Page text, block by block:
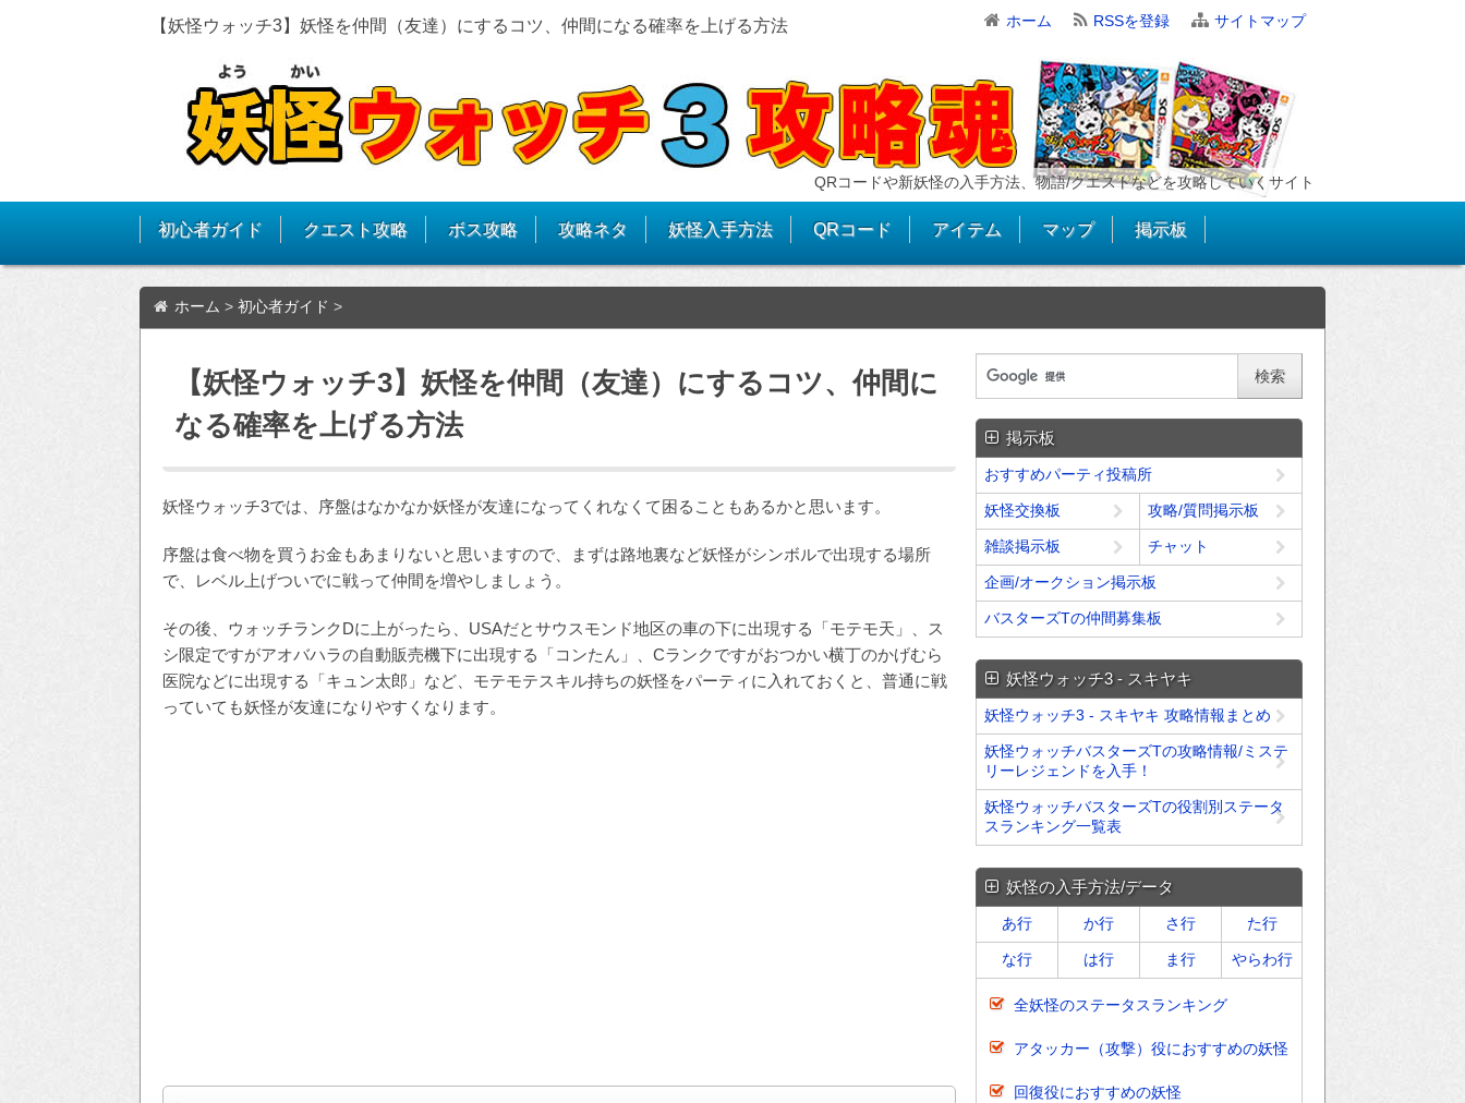
【妖怪ウォッチ3】妖怪を仲間（友達）にするコツ、仲間になる確率を上げる方法 ホーム RSSを登録 サイトマップ
QRコードや新妖怪の入手方法、物語/クエストなどを攻略していくサイト
初心者ガイド クエスト攻略 ボス攻略 攻略ネタ 妖怪入手方法 QRコード アイテム マップ 掲示板
ホーム > 初心者ガイド >
【妖怪ウォッチ3】妖怪を仲間（友達）にするコツ、仲間に
なる確率を上げる方法
妖怪ウォッチ3では、序盤はなかなか妖怪が友達になってくれなくて困ることもあるかと思います。
序盤は食べ物を買うお金もあまりないと思いますので、まずは路地裏など妖怪がシンボルで出現する場所
で、レベル上げついでに戦って仲間を増やしましょう。
その後、ウォッチランクDに上がったら、USAだとサウスモンド地区の車の下に出現する「モテモ天」、ス
シ限定ですがアオバハラの自動販売機下に出現する「コンたん」、Cランクですがおつかい横丁のかげむら
医院などに出現する「キュン太郎」など、モテモテスキル持ちの妖怪をパーティに入れておくと、普通に戦
っていても妖怪が友達になりやすくなります。
掲示板
おすすめパーティ投稿所
妖怪交換板 攻略/質問掲示板
雑談掲示板 チャット
企画/オークション掲示板
バスターズTの仲間募集板
妖怪ウォッチ3 - スキヤキ
妖怪ウォッチ3 - スキヤキ 攻略情報まとめ
妖怪ウォッチバスターズTの攻略情報/ミステ
リーレジェンドを入手！
妖怪ウォッチバスターズTの役割別ステータ
スランキング一覧表
妖怪の入手方法/データ
あ行 か行 さ行 た行
な行 は行 ま行 やらわ行
全妖怪のステータスランキング
アタッカー（攻撃）役におすすめの妖怪
回復役におすすめの妖怪